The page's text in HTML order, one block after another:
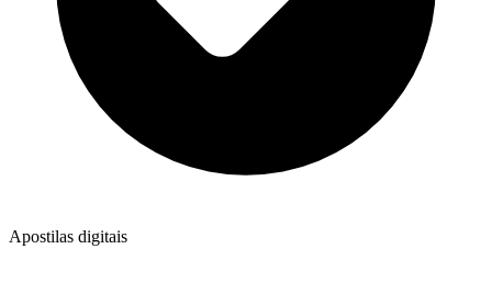
Apostilas digitais